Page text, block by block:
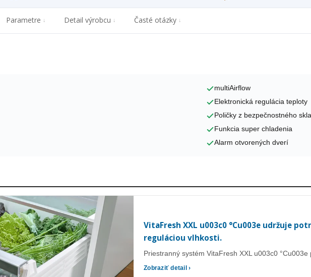
Parametre Detail výrobcu Časté otázky
multiAirflow
Elektronická regulácia teploty
Poličky z bezpečnostného skla
Funkcia super chladenia
Alarm otvorených dverí
VitaFresh XXL u003c0 °Cu003e udržuje
reguláciou vlhkosti.
Priestranný systém VitaFresh XXL u003c0
Zobraziť detail ›